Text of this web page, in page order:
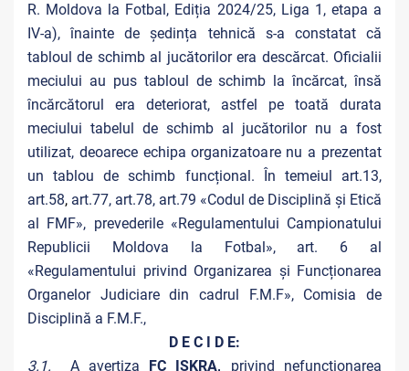
R. Moldova la Fotbal, Ediția 2024/25, Liga 1, etapa a
IV-a), înainte de ședința tehnică s-a constatat că
tabloul de schimb al jucătorilor era descărcat. Oficialii
meciului au pus tabloul de schimb la încărcat, însă
încărcătorul era deteriorat, astfel pe toată durata
meciului tabelul de schimb al jucătorilor nu a fost
utilizat, deoarece echipa organizatoare nu a prezentat
un tablou de schimb funcțional. În temeiul art.13,
art.58, art.77, art.78, art.79 «Codul de Disciplină și Etică
al FMF», prevederile «Regulamentului Campionatului
Republicii Moldova la Fotbal», art. 6 al
«Regulamentului privind Organizarea și Funcționarea
Organelor Judiciare din cadrul F.M.F», Comisia de
Disciplină a F.M.F.,
D E C I D E:
3.1. A avertiza FC ISKRA, privind nefuncționarea